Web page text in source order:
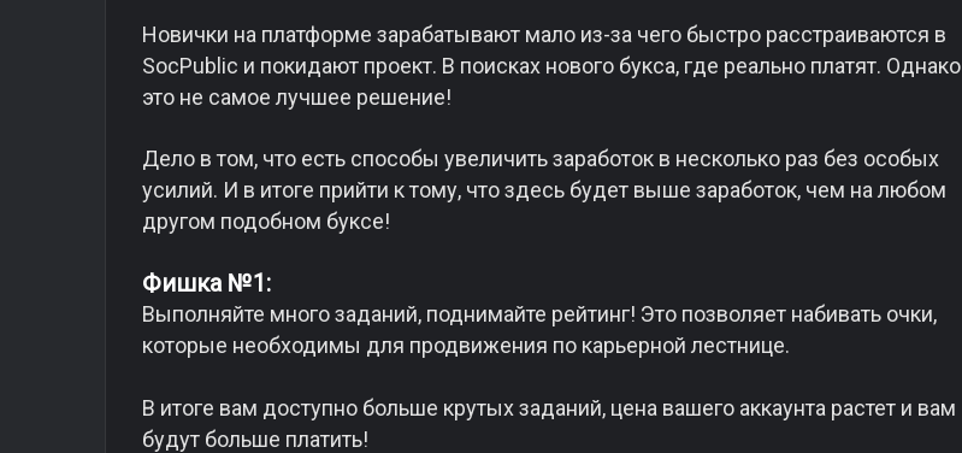
Новички на платформе зарабатывают мало из-за чего быстро расстраиваются в
SocPublic и покидают проект. В поисках нового букса, где реально платят. Однако
это не самое лучшее решение!
Дело в том, что есть способы увеличить заработок в несколько раз без особых
усилий. И в итоге прийти к тому, что здесь будет выше заработок, чем на любом
другом подобном буксе!
Фишка №1:
Выполняйте много заданий, поднимайте рейтинг! Это позволяет набивать очки,
которые необходимы для продвижения по карьерной лестнице.
В итоге вам доступно больше крутых заданий, цена вашего аккаунта растет и вам
будут больше платить!